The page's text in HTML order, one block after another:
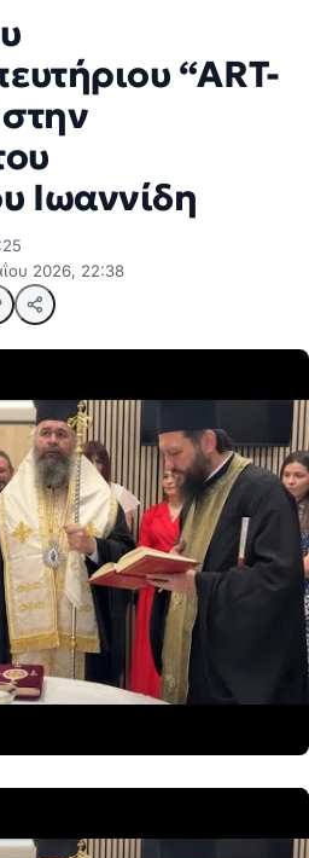
“ART-
Ιωαννίδη
2026, 22:38